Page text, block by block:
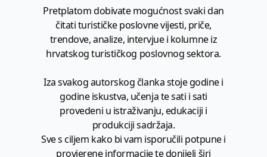
Pretplatom dobivate mogućnost svaki dan
čitati turističke poslovne vijesti, priče,
trendove, analize, intervjue i kolumne iz
hrvatskog turističkog poslovnog sektora.
Iza svakog autorskog članka stoje godine i
godine iskustva, učenja te sati i sati
provedeni u istraživanju, edukaciji i
produkciji sadržaja.
Sve s ciljem kako bi vam isporučili potpune i
provjerene informacije te donijeli širi